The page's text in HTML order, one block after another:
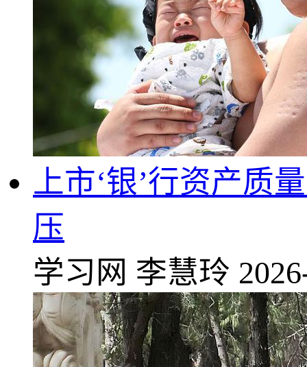
上市‘银’行资产质
压
学习网 李慧玲